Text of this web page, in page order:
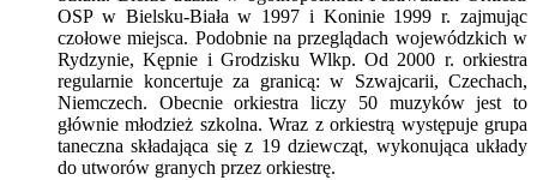
OSP w Bielsku-Biała w 1997 i Koninie 1999 r. zajmując
czołowe miejsca. Podobnie na przeglądach wojewódzkich w
Rydzynie, Kępnie i Grodzisku Wlkp. Od 2000 r. orkiestra
regularnie koncertuje za granicą: w Szwajcarii, Czechach,
Niemczech. Obecnie orkiestra liczy 50 muzyków jest to
głównie młodzież szkolna. Wraz z orkiestrą występuje grupa
taneczna składająca się z 19 dziewcząt, wykonująca układy
do utworów granych przez orkiestrę.